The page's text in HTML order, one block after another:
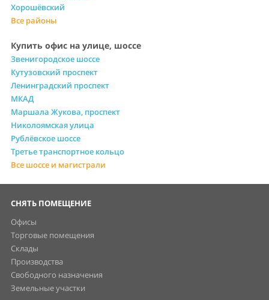
Хорошёвский
Все районы
Купить офис на улице, шоссе
Звенигородское шоссе
Кутузовский проспект
Ленинградский проспект
МКАД
Маршала Жукова, проспект
Николоямская улица
Рублёвское шоссе
Третье транспортное кольцо
Все шоссе и магистрали
СНЯТЬ ПОМЕЩЕНИЕ
Офисы
Торговые помещения
Склады
Производства
Свободного назначения
Земельные участки